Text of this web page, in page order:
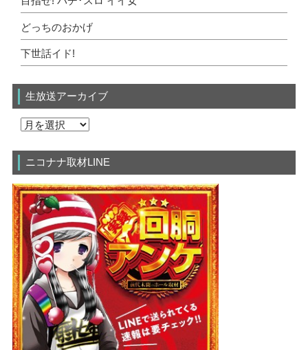
どっちのおかげ
下世話イド!
生放送アーカイブ
ニコナナ取材LINE